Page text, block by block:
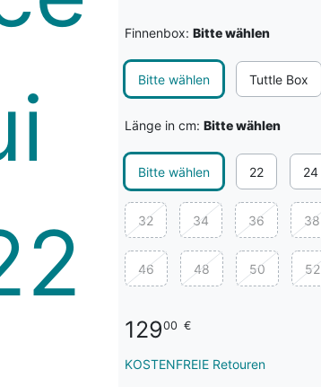
Finnenbox: Bitte wählen
Bitte wählen Tuttle Box
Länge in cm: Bitte wählen
Bitte wählen 22 24
32 34 36 38
46 48 50 52
12900 €
KOSTENFREIE Retouren